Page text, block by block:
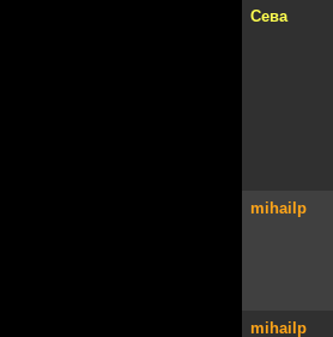
Сева
mihailp
mihailp